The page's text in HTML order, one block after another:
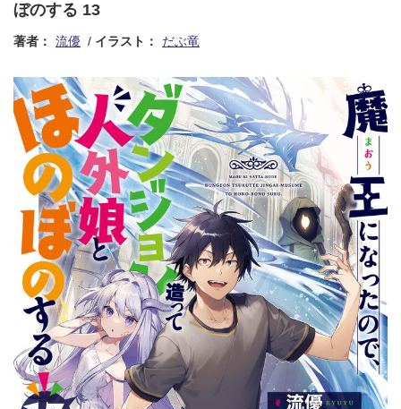
ぼのする 13
著者： 流優 イラスト： だぶ竜